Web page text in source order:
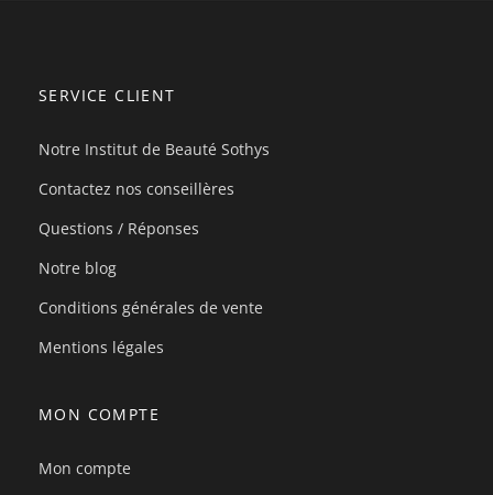
SERVICE CLIENT
Notre Institut de Beauté Sothys
Contactez nos conseillères
Questions / Réponses
Notre blog
Conditions générales de vente
Mentions légales
MON COMPTE
Mon compte